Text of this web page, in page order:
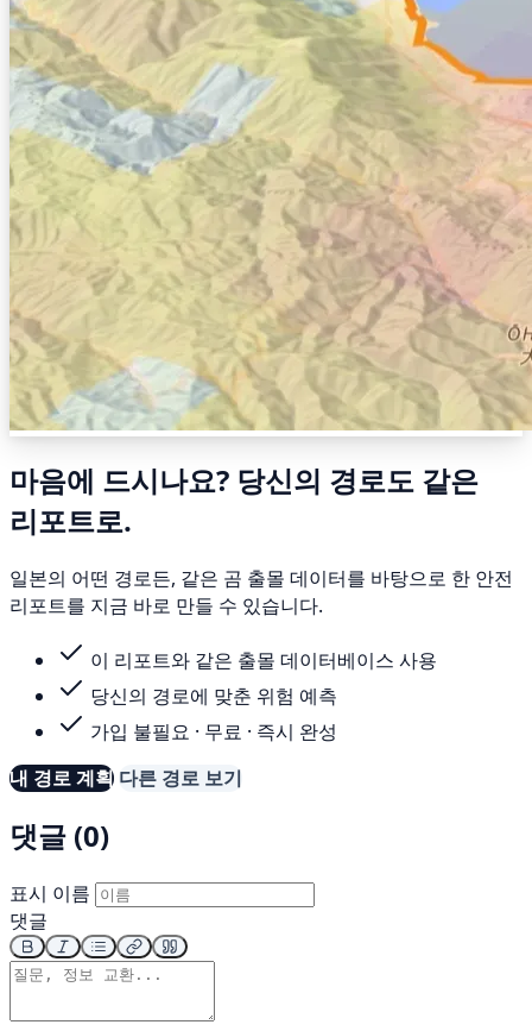
마음에 드시나요? 당신의 경로도 같은
리포트로.
일본의 어떤 경로든, 같은 곰 출몰 데이터를 바탕으로 한 안전
리포트를 지금 바로 만들 수 있습니다.
이 리포트와 같은 출몰 데이터베이스 사용
당신의 경로에 맞춘 위험 예측
가입 불필요 · 무료 · 즉시 완성
내 경로 계획 다른 경로 보기
댓글 (0)
표시 이름
댓글